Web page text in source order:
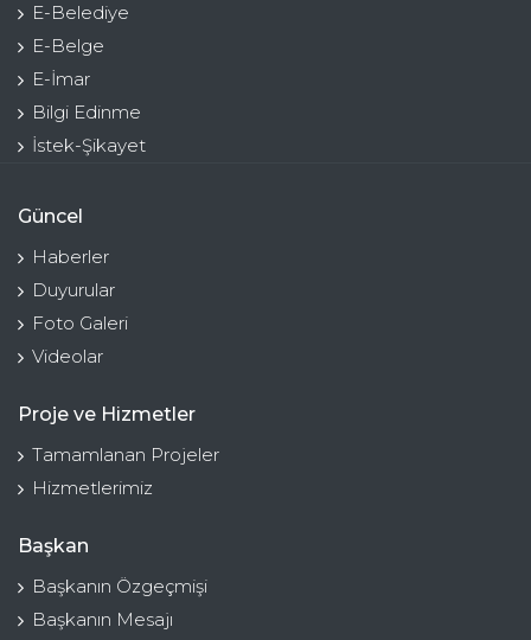
E-Belediye
E-Belge
E-İmar
Bilgi Edinme
İstek-Şikayet
Güncel
Haberler
Duyurular
Foto Galeri
Videolar
Proje ve Hizmetler
Tamamlanan Projeler
Hizmetlerimiz
Başkan
Başkanın Özgeçmişi
Başkanın Mesajı